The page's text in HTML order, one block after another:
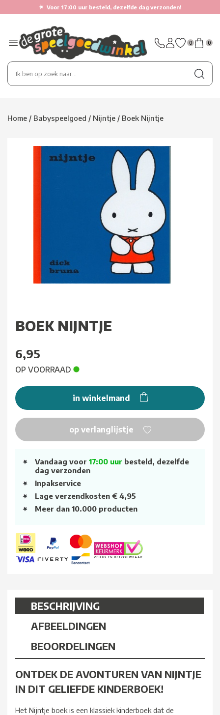
★ Voor 17:00 uur besteld, dezelfde dag verzonden!
0 0
Home / Babyspeelgoed / Nijntje / Boek Nijntje
BOEK NIJNTJE
6,95
OP VOORRAAD
in winkelmand
op verlanglijstje
Vandaag voor 17:00 uur besteld, dezelfde
dag verzonden
Inpakservice
Lage verzendkosten € 4,95
Meer dan 10.000 producten
BESCHRIJVING
AFBEELDINGEN
BEOORDELINGEN
ONTDEK DE AVONTUREN VAN NIJNTJE
IN DIT GELIEFDE KINDERBOEK!
Het Nijntje boek is een klassiek kinderboek dat de